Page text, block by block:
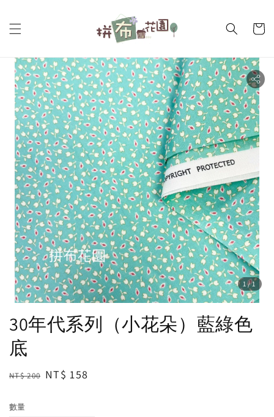
1/1
30年代系列（小花朵）藍綠色
底
Regular
NT$ 200 Sale
NT$ 158
數量